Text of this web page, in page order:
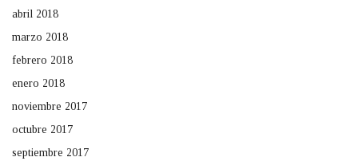
abril 2018
marzo 2018
febrero 2018
enero 2018
noviembre 2017
octubre 2017
septiembre 2017